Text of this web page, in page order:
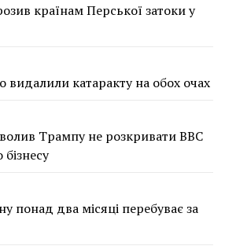
країнам Перської затоки у
катаракту на обох очах
Трампу не розкривати BBC
бізнесу
понад два місяці перебуває за